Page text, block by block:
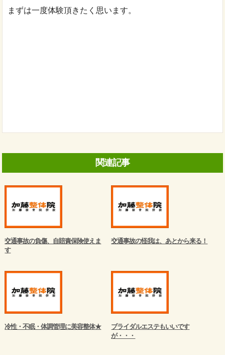
まずは一度体験頂きたく思います。
関連記事
交通事故の負傷、自賠責保険使えま
す
交通事故の怪我は、あとから来る！
冷性・不眠・体調管理に美容整体★
ブライダルエステもいいです
が・・・